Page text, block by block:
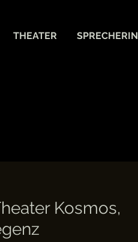
THEATER SPRECHERIN
Kosmos,